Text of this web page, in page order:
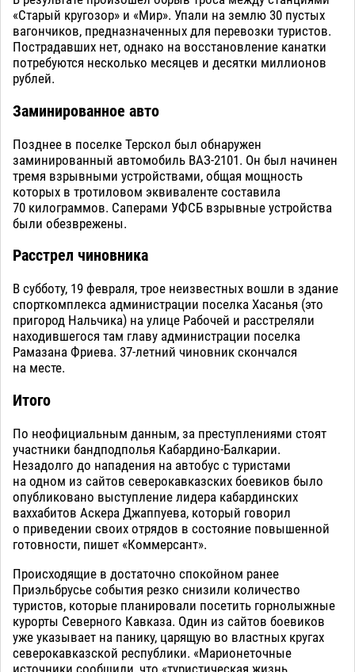
«Старый кругозор» и «Мир». Упали на землю 30 пустых
вагончиков, предназначенных для перевозки туристов.
Пострадавших нет, однако на восстановление канатки
потребуются несколько месяцев и десятки миллионов
рублей.
Заминированное авто
Позднее в поселке Терскол был обнаружен
заминированный автомобиль ВАЗ-2101. Он был начинен
тремя взрывными устройствами, общая мощность
которых в тротиловом эквиваленте составила
70 килограммов. Саперами УФСБ взрывные устройства
были обезврежены.
Расстрел чиновника
В субботу, 19 февраля, трое неизвестных вошли в здание
спорткомплекса администрации поселка Хасанья (это
пригород Нальчика) на улице Рабочей и расстреляли
находившегося там главу администрации поселка
Рамазана Фриева. 37-летний чиновник скончался
на месте.
Итого
По неофициальным данным, за преступлениями стоят
участники бандподполья Кабардино-Балкарии.
Незадолго до нападения на автобус с туристами
на одном из сайтов северокавказских боевиков было
опубликовано выступление лидера кабардинских
ваххабитов Аскера Джаппуева, который говорил
о приведении своих отрядов в состояние повышенной
готовности, пишет «Коммерсант».
Происходящие в достаточно спокойном ранее
Приэльбрусье события резко снизили количество
туристов, которые планировали посетить горнолыжные
курорты Северного Кавказа. Один из сайтов боевиков
уже указывает на панику, царящую во властных кругах
северокавказской республики. «Марионеточные